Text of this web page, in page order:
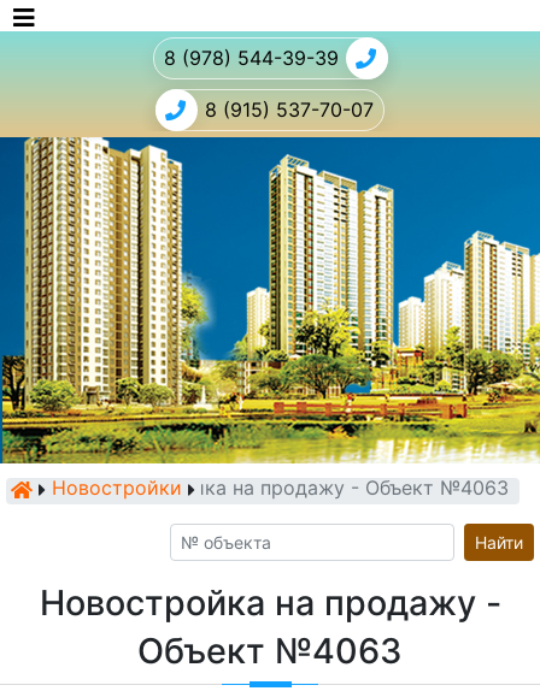
8 (978) 544-39-39
8 (915) 537-70-07
Новостройки
Новостройка на продажу - Объект №4063
Найти
Новостройка на продажу -
Объект №4063